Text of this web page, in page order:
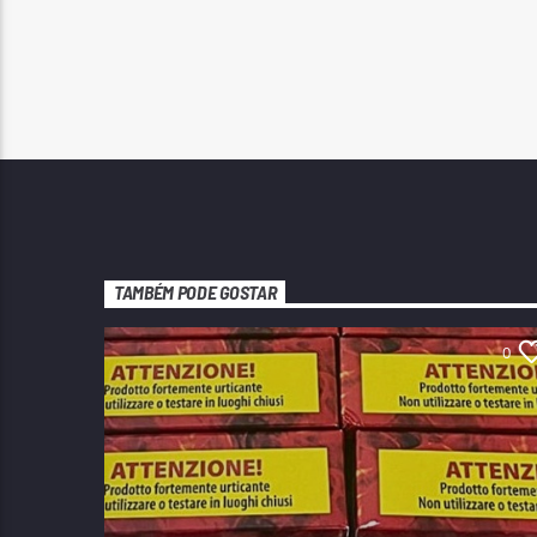
TAMBÉM PODE GOSTAR
0